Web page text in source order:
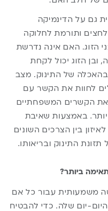
גם על הדינמיקה
ותורמת לחלוקה
הזוג. האם אינה נדרשת
ובן הזוג יכול לקחת
של התינוק. מצב
לחוות את הקשר עם
את הקשרים המשפחתיים
באמצעות שאיבת
בין הצרכים השונים
התינוק ובריאותו.
ביותר?
משמעותית עבור כל אם
יום שלה. כדי להבטיח